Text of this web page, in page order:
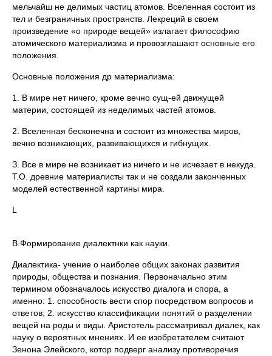
мельчайш не делимых частиц атомов. Вселенная состоит из
тел и безграничных пространств. Лекреций в своем
произведение «о природе вещей» излагает философию
атомического материализма и провозглашают основные его
положения.
Основные положения др материализма:
1. В мире нет ничего, кроме вечно сущ-ей движущей
материи, состоящей из неделимых частей атомов.
2. Вселенная бесконечна и состоит из множества миров,
вечно возникающих, развивающихся и гибнущих.
З. Все в мире не возникает из ничего и не исчезает в некуда.
Т.О. древние материалисты так и не создали законченных
моделей естественной картины мира.
L
В.Формирование диалектнки как науки.
Диалектика- учение о наиболее общих законах развития
природы, общества и познания. Первоначально этим
термином обозначалось искусство диалога и спора, а
именно: 1. способность вести спор посредством вопросов и
ответов; 2. искусство классификации понятий о разделении
вещей на роды и виды. Аристотель рассматривал диалек, как
науку о вероятных мнениях. И ее изобретателем считают
Зенона Элейского, котор подверг анализу противоречия